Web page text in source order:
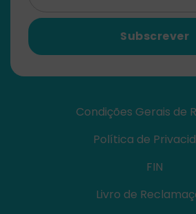
Subscrever
Condições Gerais de
Política de
FIN
Livro de